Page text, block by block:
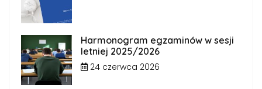
Harmonogram egzaminów w sesji
letniej 2025/2026
24 czerwca 2026